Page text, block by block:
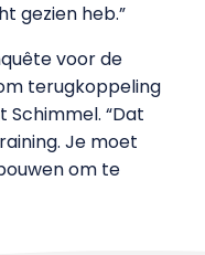
gezien heb.”
voor de
terugkoppeling
Schimmel. “Dat
Je moet
om te